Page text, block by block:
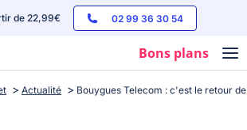
de 22,99€ 02 99 36 30 54
Bons plans
Actualité Bouygues Telecom : c'est le retour